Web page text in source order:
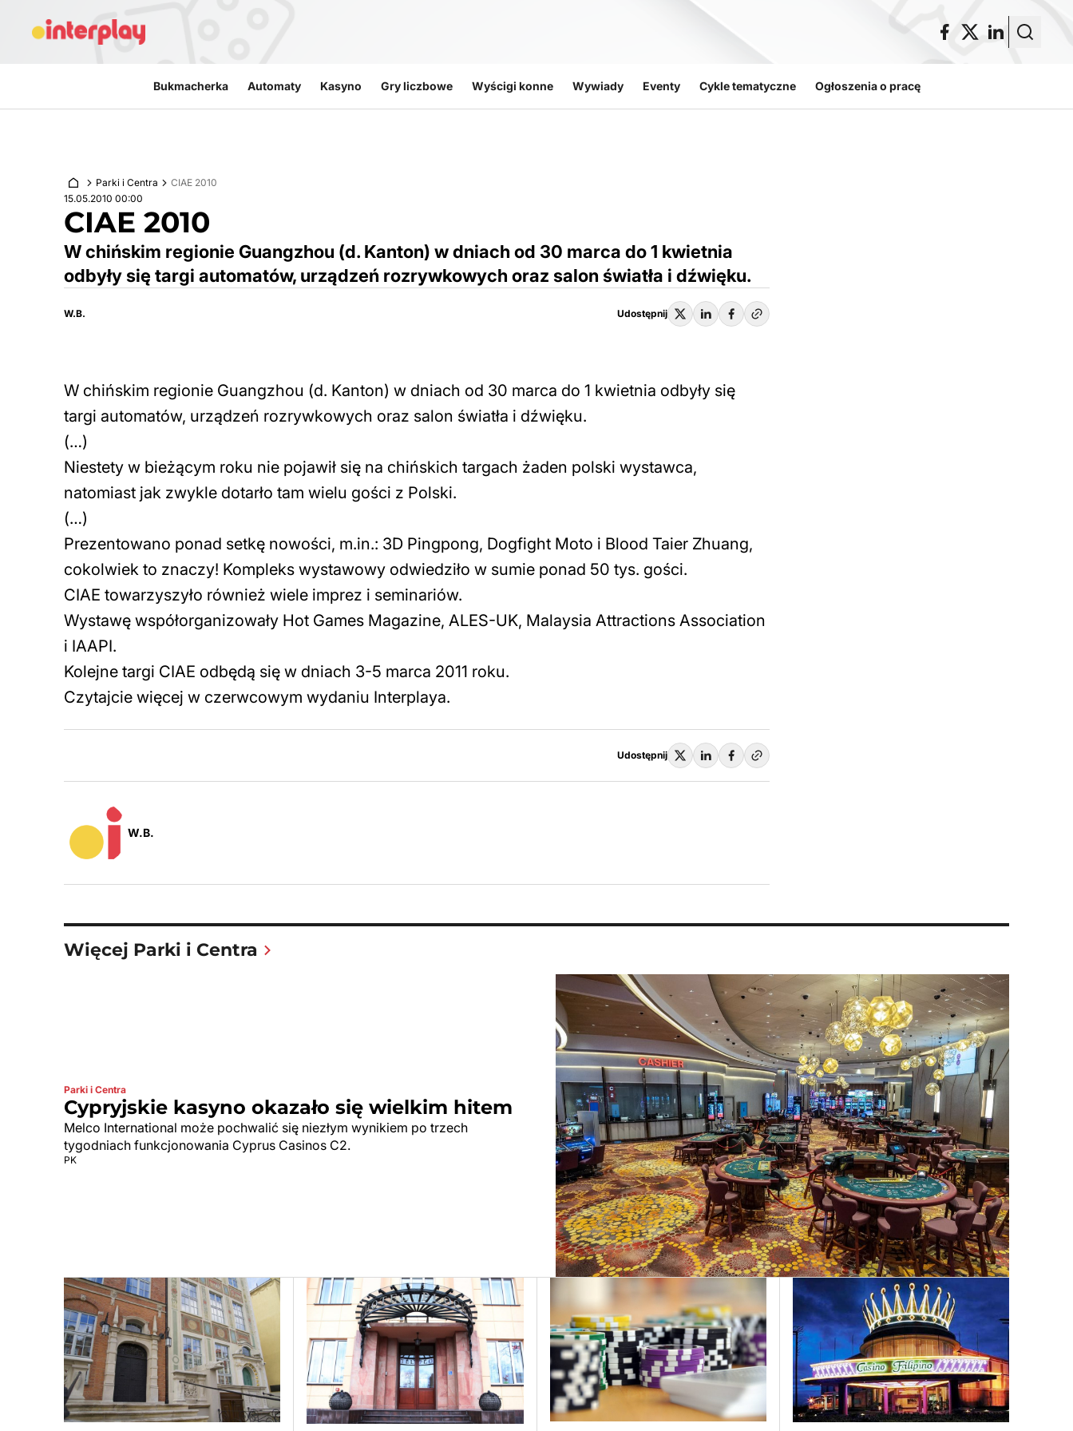
Bukmacherka Automaty Kasyno Gry liczbowe Wyścigi konne Wywiady Eventy Cykle tematyczne Ogłoszenia o pracę
Parki i Centra
CIAE 2010
15.05.2010 00:00
CIAE 2010
W chińskim regionie Guangzhou (d. Kanton) w dniach od 30 marca do 1 kwietnia
odbyły się targi automatów, urządzeń rozrywkowych oraz salon światła i dźwięku.
W.B. Udostępnij
W chińskim regionie Guangzhou (d. Kanton) w dniach od 30 marca do 1 kwietnia odbyły się
targi automatów, urządzeń rozrywkowych oraz salon światła i dźwięku.
(…)
Niestety w bieżącym roku nie pojawił się na chińskich targach żaden polski wystawca,
natomiast jak zwykle dotarło tam wielu gości z Polski.
(…)
Prezentowano ponad setkę nowości, m.in.: 3D Pingpong, Dogfight Moto i Blood Taier Zhuang,
cokolwiek to znaczy! Kompleks wystawowy odwiedziło w sumie ponad 50 tys. gości.
CIAE towarzyszyło również wiele imprez i seminariów.
Wystawę współorganizowały Hot Games Magazine, ALES-UK, Malaysia Attractions Association
i IAAPI.
Kolejne targi CIAE odbędą się w dniach 3-5 marca 2011 roku.
Czytajcie więcej w czerwcowym wydaniu Interplaya.
Udostępnij
W.B.
Więcej Parki i Centra
Parki i Centra
Cypryjskie kasyno okazało się wielkim hitem
Melco International może pochwalić się niezłym wynikiem po trzech
tygodniach funkcjonowania Cyprus Casinos C2.
PK